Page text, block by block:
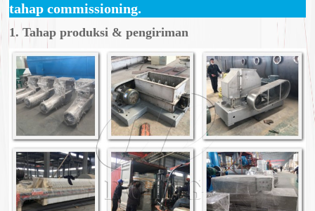
tahap commissioning.
1. Tahap produksi & pengiriman